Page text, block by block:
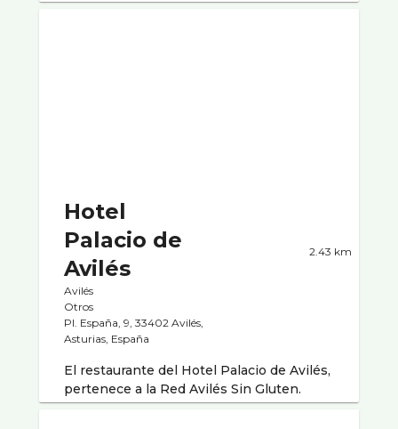
Hotel
Palacio de
Avilés
Avilés
Otros
Pl. España, 9, 33402 Avilés,
Asturias, España
2.43 km
El restaurante del Hotel Palacio de Avilés,
pertenece a la Red Avilés Sin Gluten.